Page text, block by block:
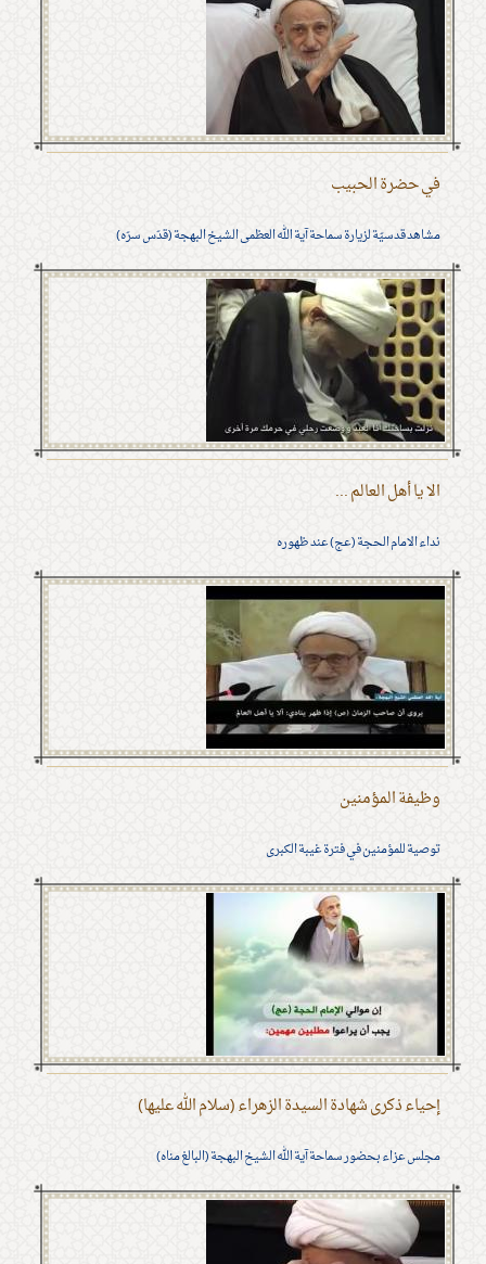
في حضرة الحبيب
مشاهد قدسيّة لزيارة سماحة آية الله العظمى الشيخ البهجة (قدّس سرّه)
الا يا أهل العالم ...
نداء الامام الحجة (عج) عند ظهوره
وظيفة المؤمنين
توصية للمؤمنين في فترة غيبة الكبرى
إحياء ذكرى شهادة السيدة الزهراء (سلام الله عليها)
مجلس عزاء بحضور سماحة آية الله الشيخ البهجة (البالغ مناه)